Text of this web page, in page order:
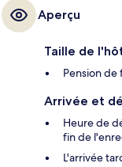
Aperçu
Taille de
Pension de
Arrivée et
Heure de
fin de
L'arrivée